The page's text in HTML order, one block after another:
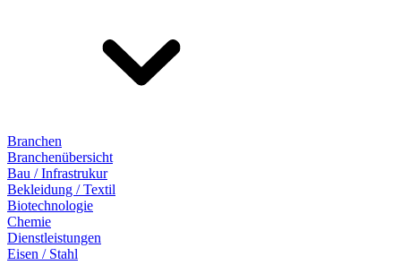
Branchen
Branchenübersicht
Bau / Infrastrukur
Bekleidung / Textil
Biotechnologie
Chemie
Dienstleistungen
Eisen / Stahl